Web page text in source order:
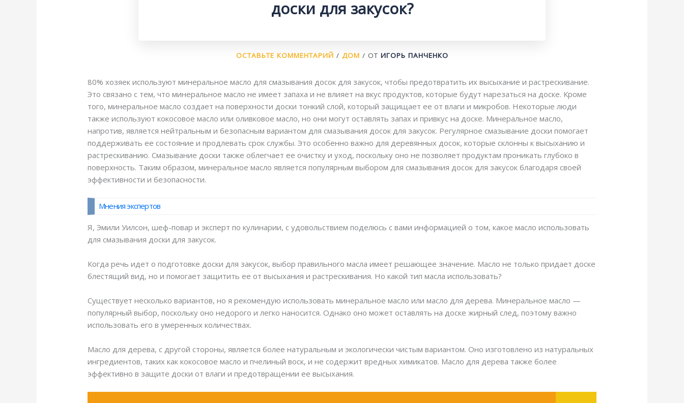
доски для закусок?
ОСТАВЬТЕ КОММЕНТАРИЙ / ДОМ / ОТ ИГОРЬ ПАНЧЕНКО
80% хозяек используют минеральное масло для смазывания досок для закусок, чтобы предотвратить их высыхание и растрескивание.
Это связано с тем, что минеральное масло не имеет запаха и не влияет на вкус продуктов, которые будут нарезаться на доске. Кроме
того, минеральное масло создает на поверхности доски тонкий слой, который защищает ее от влаги и микробов. Некоторые люди
также используют кокосовое масло или оливковое масло, но они могут оставлять запах и привкус на доске. Минеральное масло,
напротив, является нейтральным и безопасным вариантом для смазывания досок для закусок. Регулярное смазывание доски помогает
поддерживать ее состояние и продлевать срок службы. Это особенно важно для деревянных досок, которые склонны к высыханию и
растрескиванию. Смазывание доски также облегчает ее очистку и уход, поскольку оно не позволяет продуктам проникать глубоко в
поверхность. Таким образом, минеральное масло является популярным выбором для смазывания досок для закусок благодаря своей
эффективности и безопасности.
Мнения экспертов
Я, Эмили Уилсон, шеф-повар и эксперт по кулинарии, с удовольствием поделюсь с вами информацией о том, какое масло использовать
для смазывания доски для закусок.
Когда речь идет о подготовке доски для закусок, выбор правильного масла имеет решающее значение. Масло не только придает доске
блестящий вид, но и помогает защитить ее от высыхания и растрескивания. Но какой тип масла использовать?
Существует несколько вариантов, но я рекомендую использовать минеральное масло или масло для дерева. Минеральное масло —
популярный выбор, поскольку оно недорого и легко наносится. Однако оно может оставлять на доске жирный след, поэтому важно
использовать его в умеренных количествах.
Масло для дерева, с другой стороны, является более натуральным и экологически чистым вариантом. Оно изготовлено из натуральных
ингредиентов, таких как кокосовое масло и пчелиный воск, и не содержит вредных химикатов. Масло для дерева также более
эффективно в защите доски от влаги и предотвращении ее высыхания.